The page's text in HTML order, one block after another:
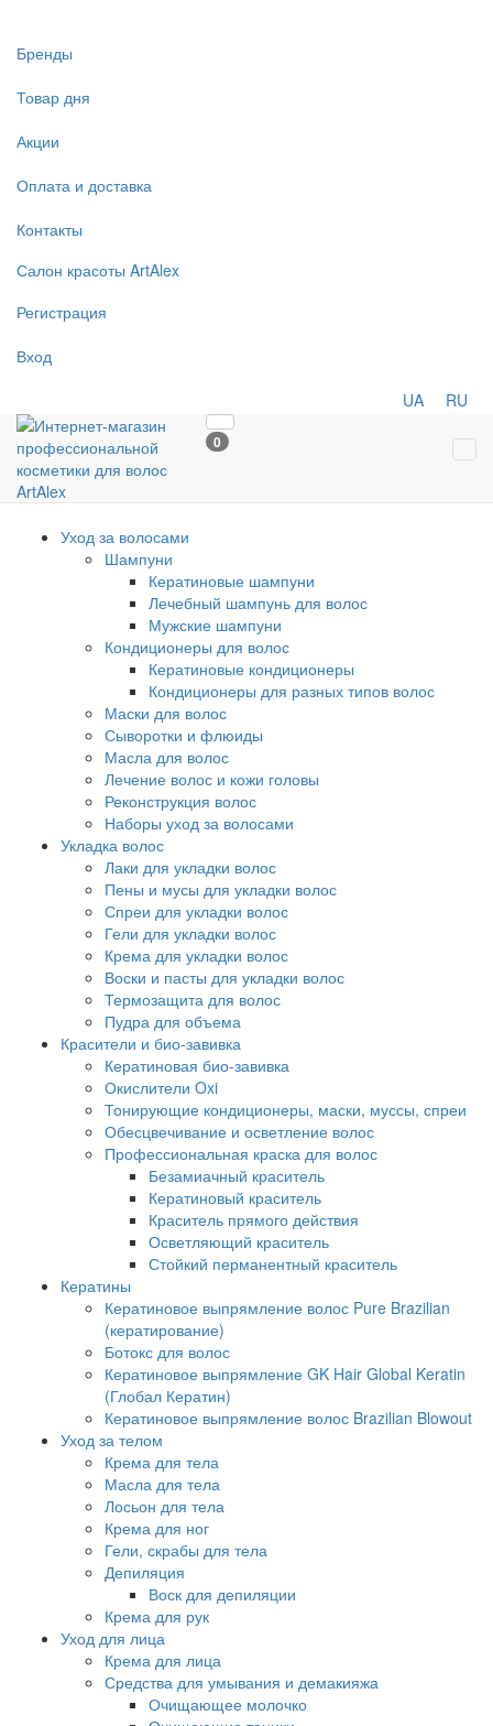
Бренды
Товар дня
Акции
Оплата и доставка
Контакты
Салон красоты ArtAlex
Регистрация
Вход
UA RU
0
Уход за волосами
Шампуни
Кератиновые шампуни
Лечебный шампунь для волос
Мужские шампуни
Кондиционеры для волос
Кератиновые кондиционеры
Кондиционеры для разных типов волос
Маски для волос
Сыворотки и флюиды
Масла для волос
Лечение волос и кожи головы
Реконструкция волос
Наборы уход за волосами
Укладка волос
Лаки для укладки волос
Пены и мусы для укладки волос
Спреи для укладки волос
Гели для укладки волос
Крема для укладки волос
Воски и пасты для укладки волос
Термозащита для волос
Пудра для объема
Красители и био-завивка
Кератиновая био-завивка
Окислители Oxi
Тонирующие кондиционеры, маски, муссы, спреи
Обесцвечивание и осветление волос
Профессиональная краска для волос
Безамиачный краситель
Кератиновый краситель
Краситель прямого действия
Осветляющий краситель
Стойкий перманентный краситель
Кератины
Кератиновое выпрямление волос Pure Brazilian
(кератирование)
Ботокс для волос
Кератиновое выпрямление GK Hair Global Keratin
(Глобал Кератин)
Кератиновое выпрямление волос Brazilian Blowout
Уход за телом
Крема для тела
Масла для тела
Лосьон для тела
Крема для ног
Гели, скрабы для тела
Депиляция
Воск для депиляции
Крема для рук
Уход для лица
Крема для лица
Средства для умывания и демакияжа
Очищающее молочко